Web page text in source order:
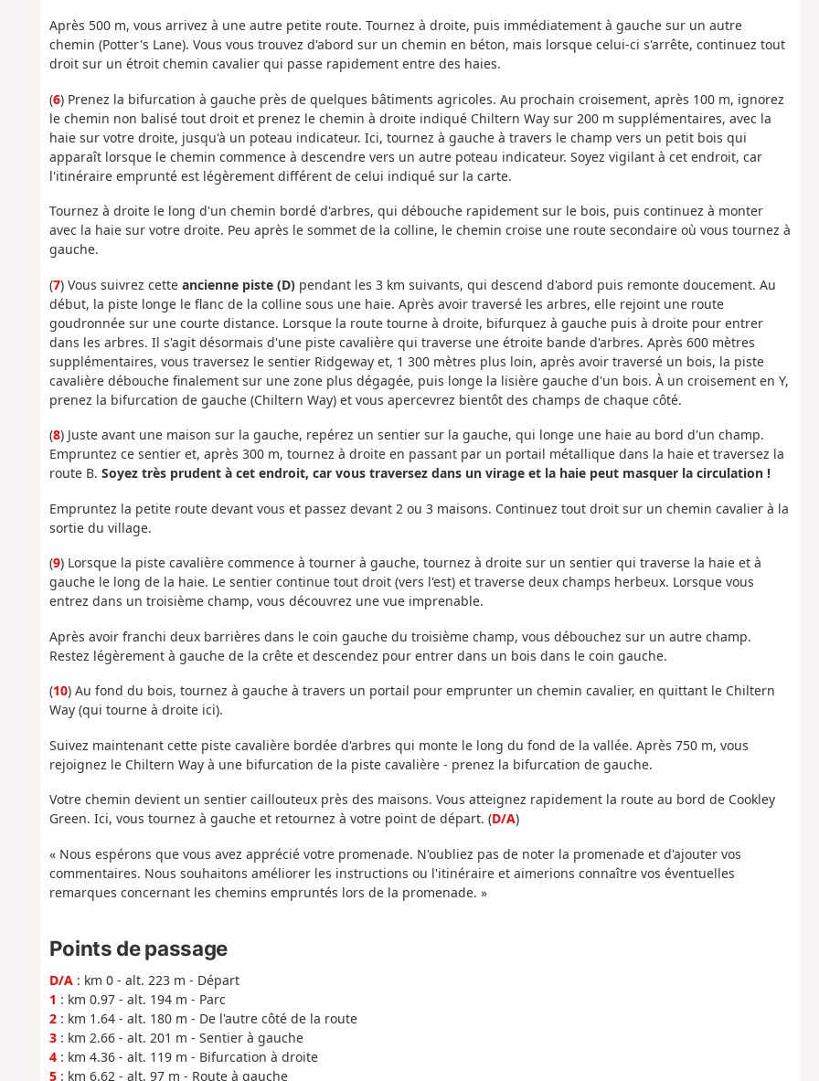
Après 500 m, vous arrivez à une autre petite route. Tournez à droite, puis immédiatement à gauche sur un autre
chemin (Potter's Lane). Vous vous trouvez d'abord sur un chemin en béton, mais lorsque celui-ci s'arrête, continuez tout
droit sur un étroit chemin cavalier qui passe rapidement entre des haies.
(6) Prenez la bifurcation à gauche près de quelques bâtiments agricoles. Au prochain croisement, après 100 m, ignorez
le chemin non balisé tout droit et prenez le chemin à droite indiqué Chiltern Way sur 200 m supplémentaires, avec la
haie sur votre droite, jusqu'à un poteau indicateur. Ici, tournez à gauche à travers le champ vers un petit bois qui
apparaît lorsque le chemin commence à descendre vers un autre poteau indicateur. Soyez vigilant à cet endroit, car
l'itinéraire emprunté est légèrement différent de celui indiqué sur la carte.
Tournez à droite le long d'un chemin bordé d'arbres, qui débouche rapidement sur le bois, puis continuez à monter
avec la haie sur votre droite. Peu après le sommet de la colline, le chemin croise une route secondaire où vous tournez à
gauche.
(7) Vous suivrez cette ancienne piste (D)pendant les 3 km suivants, qui descend d'abord puis remonte doucement. Au
début, la piste longe le flanc de la colline sous une haie. Après avoir traversé les arbres, elle rejoint une route
goudronnée sur une courte distance. Lorsque la route tourne à droite, bifurquez à gauche puis à droite pour entrer
dans les arbres. Il s'agit désormais d'une piste cavalière qui traverse une étroite bande d'arbres. Après 600 mètres
supplémentaires, vous traversez le sentier Ridgeway et, 1 300 mètres plus loin, après avoir traversé un bois, la piste
cavalière débouche finalement sur une zone plus dégagée, puis longe la lisière gauche d'un bois. À un croisement en Y,
prenez la bifurcation de gauche (Chiltern Way) et vous apercevrez bientôt des champs de chaque côté.
(8) Juste avant une maison sur la gauche, repérez un sentier sur la gauche, qui longe une haie au bord d'un champ.
Empruntez ce sentier et, après 300 m, tournez à droite en passant par un portail métallique dans la haie et traversez la
route B. Soyez très prudent à cet endroit, car vous traversez dans un virage et la haie peut masquer la circulation !
Empruntez la petite route devant vous et passez devant 2 ou 3 maisons. Continuez tout droit sur un chemin cavalier à la
sortie du village.
(9) Lorsque la piste cavalière commence à tourner à gauche, tournez à droite sur un sentier qui traverse la haie et à
gauche le long de la haie. Le sentier continue tout droit (vers l'est) et traverse deux champs herbeux. Lorsque vous
entrez dans un troisième champ, vous découvrez une vue imprenable.
Après avoir franchi deux barrières dans le coin gauche du troisième champ, vous débouchez sur un autre champ.
Restez légèrement à gauche de la crête et descendez pour entrer dans un bois dans le coin gauche.
(10) Au fond du bois, tournez à gauche à travers un portail pour emprunter un chemin cavalier, en quittant le Chiltern
Way (qui tourne à droite ici).
Suivez maintenant cette piste cavalière bordée d'arbres qui monte le long du fond de la vallée. Après 750 m, vous
rejoignez le Chiltern Way à une bifurcation de la piste cavalière - prenez la bifurcation de gauche.
Votre chemin devient un sentier caillouteux près des maisons. Vous atteignez rapidement la route au bord de Cookley
Green. Ici, vous tournez à gauche et retournez à votre point de départ. (D/A)
« Nous espérons que vous avez apprécié votre promenade. N'oubliez pas de noter la promenade et d'ajouter vos
commentaires. Nous souhaitons améliorer les instructions ou l'itinéraire et aimerions connaître vos éventuelles
remarques concernant les chemins empruntés lors de la promenade. »
Points de passage
D/A: km 0 - alt. 223 m - Départ
1 : km 0.97 - alt. 194 m - Parc
2: km 1.64 - alt. 180 m - De l'autre côté de la route
3: km 2.66 - alt. 201 m - Sentier à gauche
4: km 4.36 - alt. 119 m - Bifurcation à droite
5: km 6.62 - alt. 97 m - Route à gauche